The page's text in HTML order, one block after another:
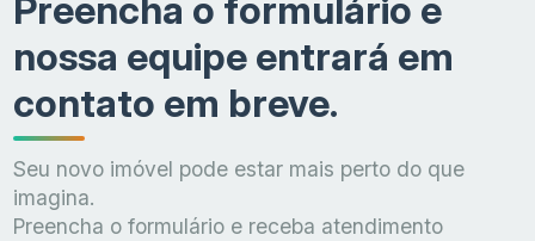
Preencha o formulário e
nossa equipe entrará em
contato em breve.
Seu novo imóvel pode estar mais perto do que
imagina.
Preencha o formulário e receba atendimento